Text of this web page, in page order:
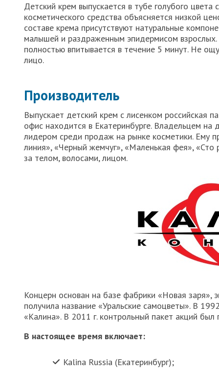
Детский крем выпускается в тубе голубого
косметического средства объясняется низкой
составе крема присутствуют натуральные
малышей и раздраженным эпидермисом
полностью впитывается в течение 5 минут. Не
лицо.
Производитель
Выпускает детский крем с лисенком российская
офис находится в Екатеринбурге. Владельцем
лидером среди продаж на рынке косметики. Ему
линия», «Черный жемчуг», «Маленькая фея»,
за телом, волосами, лицом.
Концерн основан на базе фабрики «Новая заря»,
получила название «Уральские самоцветы». В
«Калина». В 2011 г. контрольный пакет акций
В настоящее время включает:
Kalina Russia (Екатеринбург);